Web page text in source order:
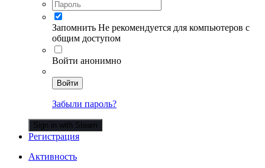
Запомнить Не рекомендуется для компьютеров с
общим доступом
Войти анонимно
Войти
Забыли пароль?
Sign in with Steam
Регистрация
Активность